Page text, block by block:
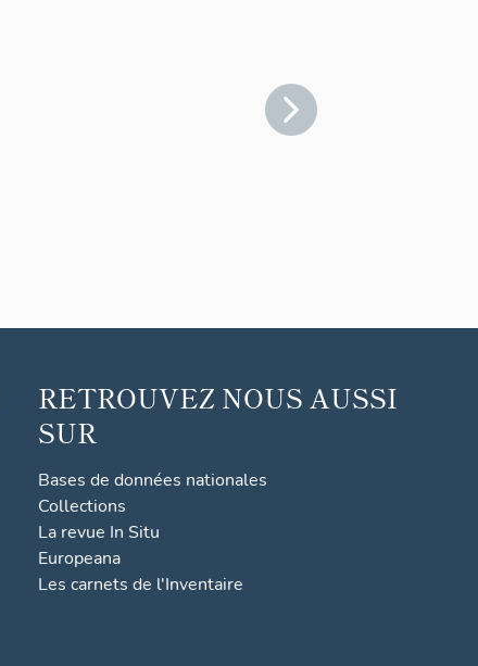
RETROUVEZ NOUS AUSSI
SUR
Bases de données nationales
Collections
La revue In Situ
Europeana
Les carnets de l'Inventaire